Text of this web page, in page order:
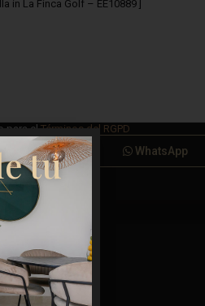
para elTérminos del RGPD
Llamar WhatsApp
tu